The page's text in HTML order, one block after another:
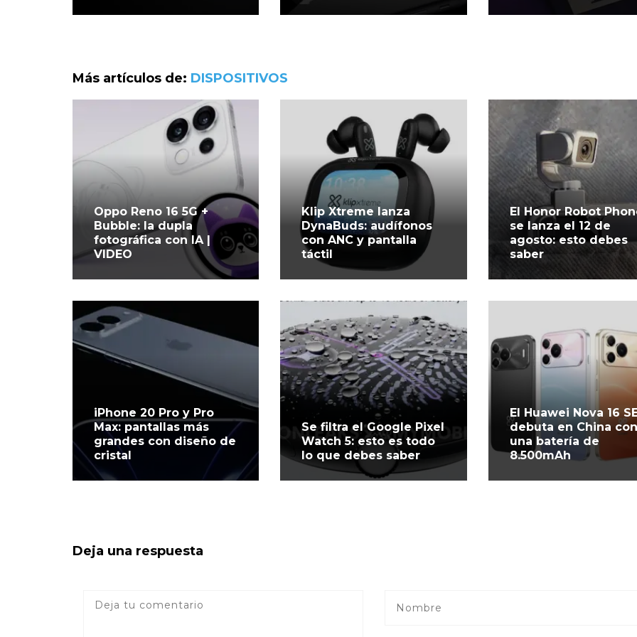
Más artículos de: DISPOSITIVOS
Oppo Reno 16 5G +
Bubble: la dupla
fotográfica con IA |
VIDEO
Klip Xtreme lanza
DynaBuds: audífonos
con ANC y pantalla
táctil
El Honor Robot
se lanza el 12 de
agosto: esto debes
saber
iPhone 20 Pro y Pro
Max: pantallas más
grandes con diseño de
cristal
Se filtra el Google Pixel
Watch 5: esto es todo
lo que debes saber
El Huawei Nova 16
debuta en China con
una batería de
8.500mAh
Deja una respuesta